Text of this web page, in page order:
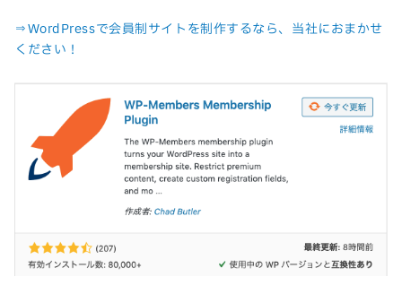
⇒WordPressで会員制サイトを制作するなら、当社におまかせ
ください！